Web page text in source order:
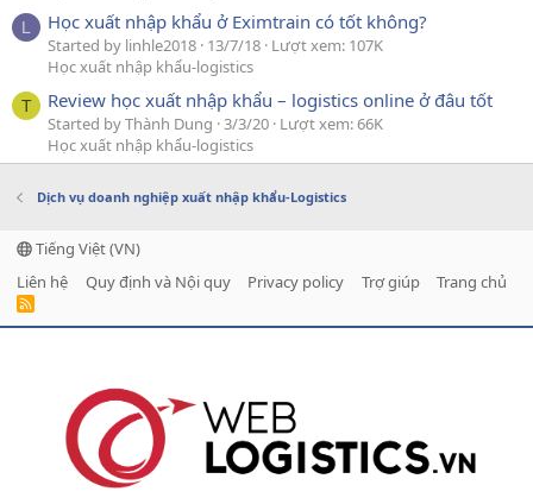
L Học xuất nhập khẩu ở Eximtrain có tốt không?
Started by linhle2018 13/7/18 Lượt xem: 107K
Học xuất nhập khẩu-logistics
T Review học xuất nhập khẩu – logistics online ở đâu tốt
Started by Thành Dung 3/3/20 Lượt xem: 66K
Học xuất nhập khẩu-logistics
Dịch vụ doanh nghiệp xuất nhập khẩu-Logistics
Tiếng Việt (VN)
Liên hệ
Quy định và Nội quy Privacy policy Trợ giúp Trang chủ
R